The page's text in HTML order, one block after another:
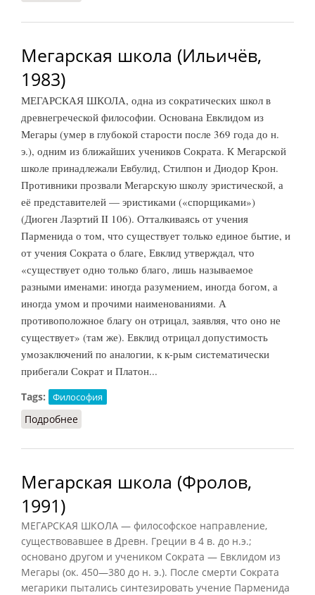
Мегарская школа (Ильичёв,
1983)
МЕГАРСКАЯ ШКОЛА, одна из сократических школ в
древнегреческой философии. Основана Евклидом из
Мегары (умер в глубокой старости после 369 года до н.
э.), одним из ближайших учеников Сократа. К Мегарской
школе принадлежали Евбулид, Стилпон и Диодор Крон.
Противники прозвали Мегарскую школу эристической, а
её представителей — эристиками («спорщиками»)
(Диоген Лаэртий II 106). Отталкиваясь от учения
Парменида о том, что существует только единое бытие, и
от учения Сократа о благе, Евклид утверждал, что
«существует одно только благо, лишь называемое
разными именами: иногда разумением, иногда богом, а
иногда умом и прочими наименованиями. А
противоположное благу он отрицал, заявляя, что оно не
существует» (там же). Евклид отрицал допустимость
умозаключений по аналогии, к к-рым систематически
прибегали Сократ и Платон...
Tags: Философия
Подробнее
Мегарская школа (Фролов,
1991)
МЕГАРСКАЯ ШКОЛА — философское направление,
существовавшее в Древн. Греции в 4 в. до н.э.;
основано другом и учеником Сократа — Евклидом из
Мегары (ок. 450—380 до н. э.). После смерти Сократа
мегарики пытались синтезировать учение Парменида